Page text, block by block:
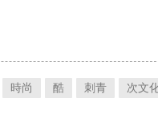
時尚 酷 刺青 次文